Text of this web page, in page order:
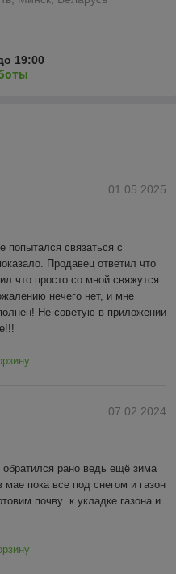
19:00
01.05.2025
попытался связаться с
Продавец ответил что
что просто со мной свяжутся
нечего нет, и мне
Не советую в приложении
07.02.2024
обратился рано ведь ещё зима
мае пока все под снегом и газон
почву  к укладке газона и